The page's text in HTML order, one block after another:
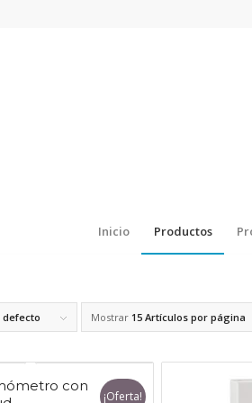
Inicio Productos
defecto Mostrar 15 Artículos por página
con
¡Oferta!